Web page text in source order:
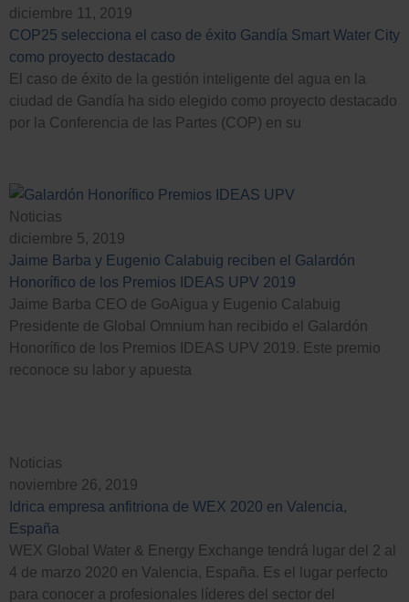
diciembre 11, 2019
COP25 selecciona el caso de éxito Gandía Smart Water City
como proyecto destacado
El caso de éxito de la gestión inteligente del agua en la
ciudad de Gandía ha sido elegido como proyecto destacado
por la Conferencia de las Partes (COP) en su
Noticias
diciembre 5, 2019
Jaime Barba y Eugenio Calabuig reciben el Galardón
Honorífico de los Premios IDEAS UPV 2019
Jaime Barba CEO de GoAigua y Eugenio Calabuig
Presidente de Global Omnium han recibido el Galardón
Honorífico de los Premios IDEAS UPV 2019. Este premio
reconoce su labor y apuesta
Noticias
noviembre 26, 2019
Idrica empresa anfitriona de WEX 2020 en Valencia,
España
WEX Global Water & Energy Exchange tendrá lugar del 2 al
4 de marzo 2020 en Valencia, España. Es el lugar perfecto
para conocer a profesionales líderes del sector del